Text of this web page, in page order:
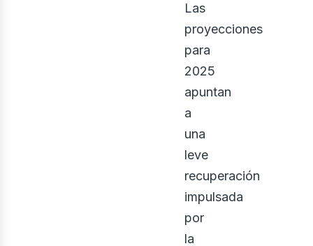
Las
proyecciones
para
2025
apuntan
a
una
leve
recuperación
impulsada
por
la